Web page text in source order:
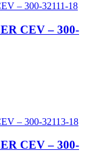
CEV – 300-
CEV – 300-